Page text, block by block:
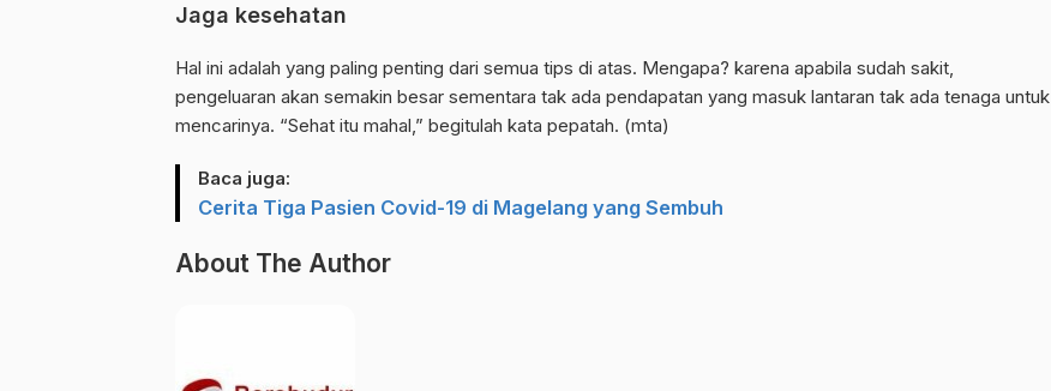
Jaga kesehatan
Hal ini adalah yang paling penting dari semua tips di atas. Mengapa? karena apabila sudah sakit,
pengeluaran akan semakin besar sementara tak ada pendapatan yang masuk lantaran tak ada tenaga untuk
mencarinya. “Sehat itu mahal,” begitulah kata pepatah. (mta)
Baca juga:
Cerita Tiga Pasien Covid-19 di Magelang yang Sembuh
About The Author